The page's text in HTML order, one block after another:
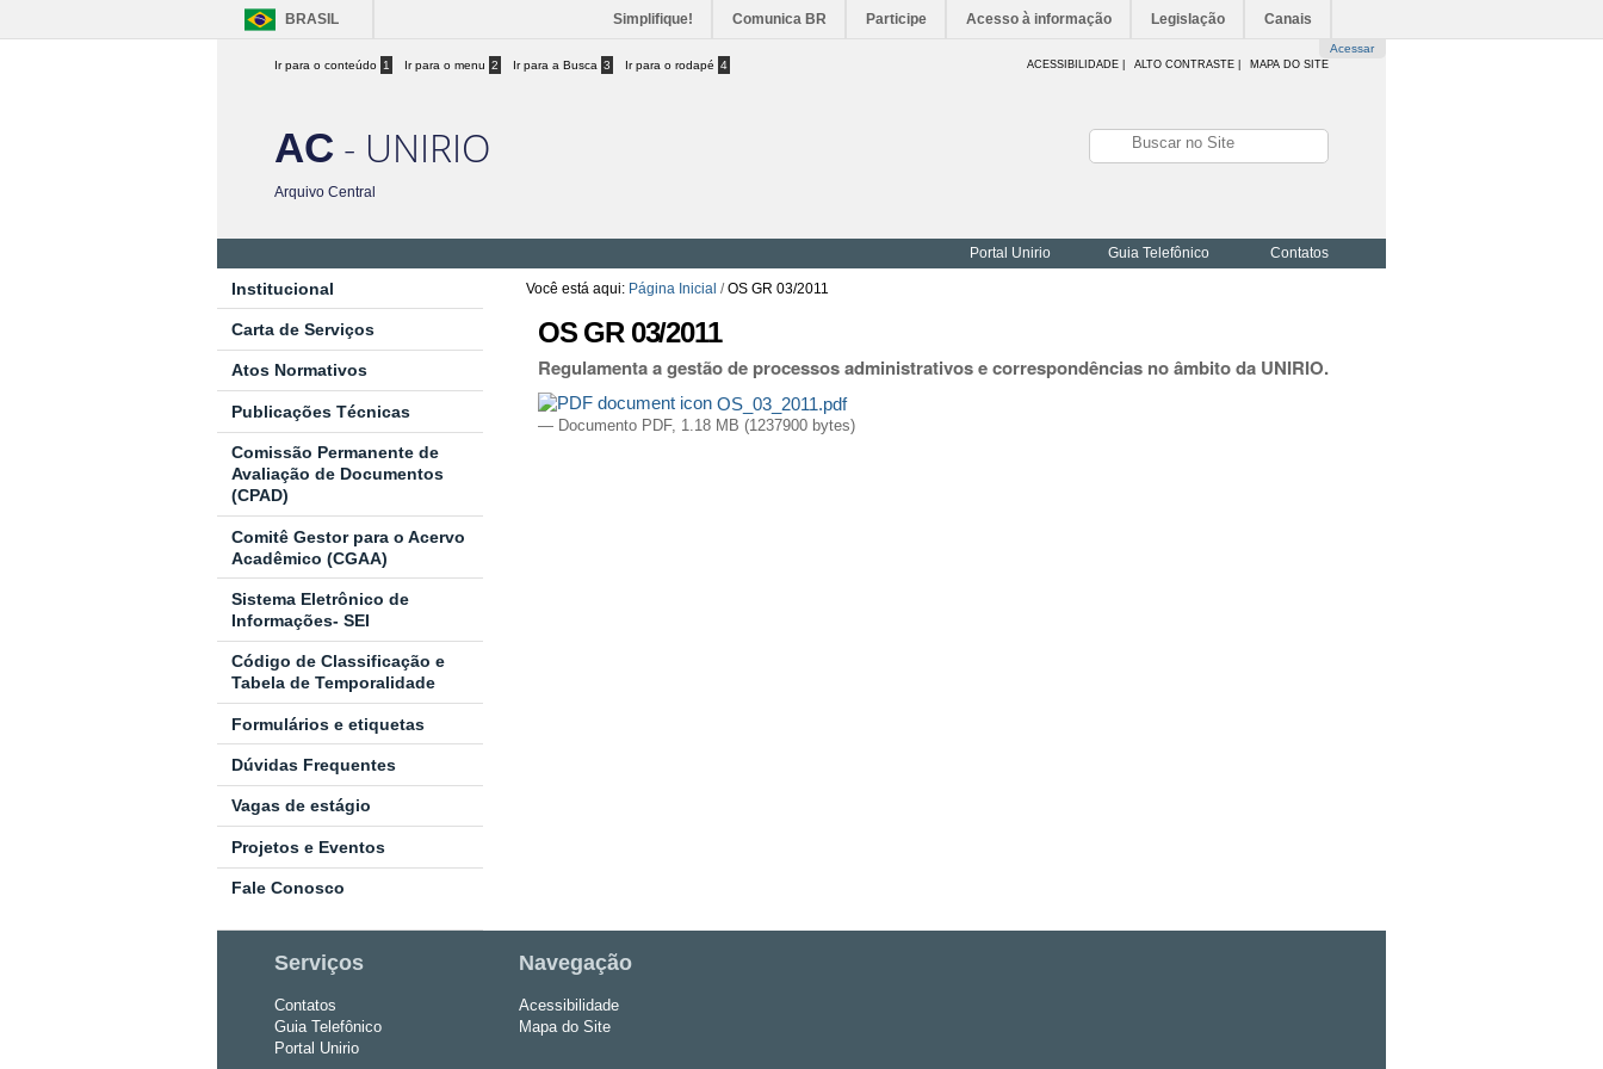
BRASIL Simplifique! Comunica BR Participe Acesso à informação Legislação Canais
Acessar
Ir para o conteúdo 1 Ir para o menu 2 Ir para a Busca 3 Ir para o rodapé 4 ACESSIBILIDADE ALTO CONTRASTE | MAPA DO SITE
AC - UNIRIO
Arquivo Central
Portal Unirio Guia Telefônico Contatos
Você está aqui: Página Inicial /OS GR 03/2011
OS GR 03/2011
Regulamenta a gestão de processos administrativos e correspondências no âmbito da UNIRIO.
OS_03_2011.pdf
— Documento PDF, 1.18 MB (1237900 bytes)
Institucional
Carta de Serviços
Atos Normativos
Publicações Técnicas
Comissão Permanente de
Avaliação de Documentos
(CPAD)
Comitê Gestor para o Acervo
Acadêmico (CGAA)
Sistema Eletrônico de
Informações- SEI
Código de Classificação e
Tabela de Temporalidade
Formulários e etiquetas
Dúvidas Frequentes
Vagas de estágio
Projetos e Eventos
Fale Conosco
Serviços
Contatos
Guia Telefônico
Portal Unirio
Navegação
Acessibilidade
Mapa do Site